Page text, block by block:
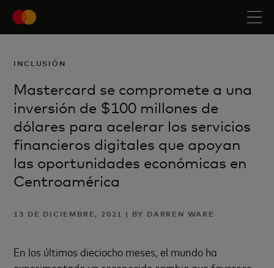
INCLUSIÓN
Mastercard se compromete a una
inversión de $100 millones de
dólares para acelerar los servicios
financieros digitales que apoyan
las oportunidades económicas en
Centroamérica
13 DE DICIEMBRE, 2021 | BY DARREN WARE
En los últimos dieciocho meses, el mundo ha